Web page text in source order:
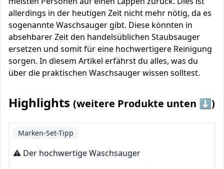
allerdings in der heutigen Zeit nicht mehr nötig, da es
sogenannte Waschsauger gibt. Diese könnten in
absehbarer Zeit den handelsüblichen Staubsauger
ersetzen und somit für eine hochwertigere Reinigung
sorgen. In diesem Artikel erfährst du alles, was du
über die praktischen Waschsauger wissen solltest.
Highlights (weitere Produkte unten ⬇️)
Marken-Set-Tipp
⚠️ Der hochwertige Waschsauger